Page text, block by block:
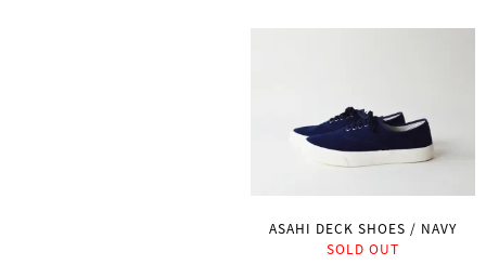
ASAHI DECK SHOES / NAVY
SOLD OUT